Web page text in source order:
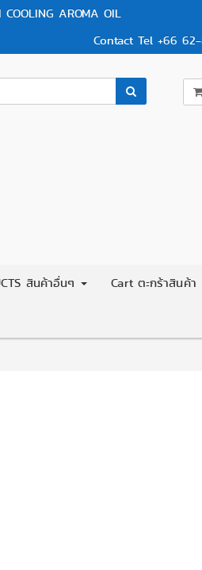
COOLING AROMA OIL
Contact Tel +66
สินค้าอื่นๆ Cart ตะกร้าสินค้า